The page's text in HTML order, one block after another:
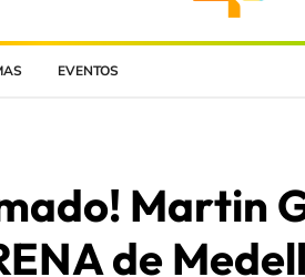
EVENTOS
Martin
de